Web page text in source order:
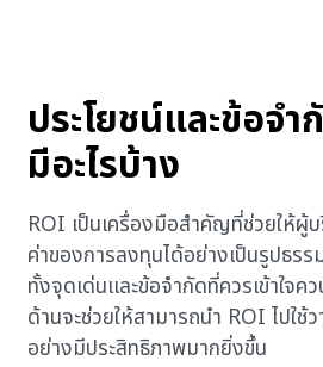
ประโยชน์และข้อจ
มีอะไรบ้าง
ROI เป็นเครื่องมือสำคัญที่ช่วยให้ผู้
ค่าของการลงทุนได้อย่างเป็นรูปธร
ทั้งจุดเด่นและข้อจำกัดที่ควรเข้าใจค
ด้านจะช่วยให้สามารถนำ ROI ไปใช้
อย่างมีประสิทธิภาพมากยิ่งขึ้น